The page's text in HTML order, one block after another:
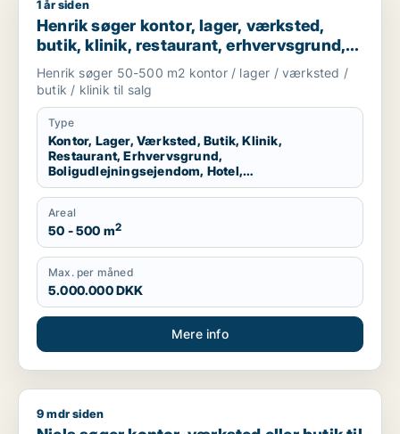
Henrik søger kontor, lager, værksted, butik, klinik,
1 år siden
Henrik søger kontor, lager, værksted,
butik, klinik, restaurant, erhvervsgrund,
boligudlejningsejendom, hotel eller
produktionslokaler til salg i København K,
Vesterbro eller Østerbro m.fl.
Henrik søger 50-500 m2 kontor / lager / værksted /
butik / klinik til salg
Type
Kontor, Lager, Værksted, Butik, Klinik,
Restaurant, Erhvervsgrund,
Boligudlejningsejendom, Hotel,
Produktionslokaler
Areal
50 - 500 m2
Max. per måned
5.000.000 DKK
Mere info
Niels søger kontor, værksted eller butik til salg i København
9 mdr siden